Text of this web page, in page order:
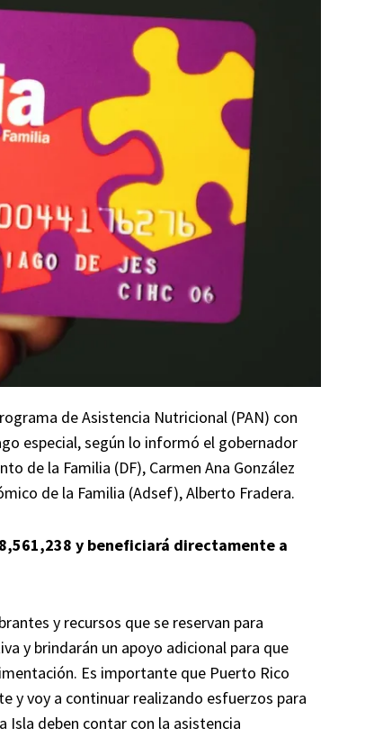
de Asistencia Nutricional (PAN) con
especial, según lo informó el gobernador
de la Familia (DF), Carmen Ana González
de la Familia (Adsef), Alberto Fradera.
y beneficiará directamente a
y recursos que se reservan para
y brindarán un apoyo adicional para que
Es importante que Puerto Rico
y voy a continuar realizando esfuerzos para
Isla deben contar con la asistencia